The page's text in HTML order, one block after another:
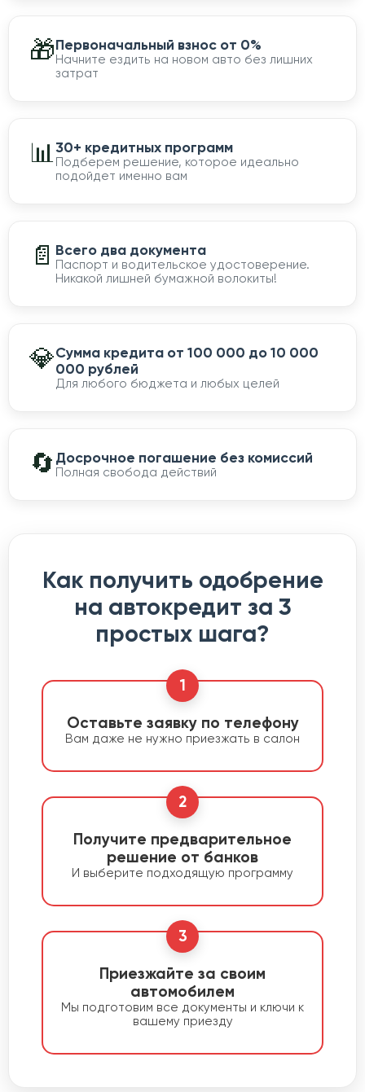
🎁Первоначальный взнос от 0%
Начните ездить на новом авто без лишних
затрат
📊30+ кредитных программ
Подберем решение, которое идеально
подойдет именно вам
📄 Всего два документа
Паспорт и водительское удостоверение.
Никакой лишней бумажной волокиты!
💎Сумма кредита от 100 000 до 10 000
000 рублей
Для любого бюджета и любых целей
🔄 Досрочное погашение без комиссий
Полная свобода действий
Как получить одобрение
на автокредит за 3
простых шага?
1
Оставьте заявку по телефону
Вам даже не нужно приезжать в салон
2
Получите предварительное
решение от банков
И выберите подходящую программу
3
Приезжайте за своим
автомобилем
Мы подготовим все документы и ключи к
вашему приезду